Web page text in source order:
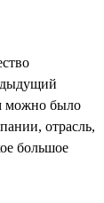
можно было
отрасль,
большое